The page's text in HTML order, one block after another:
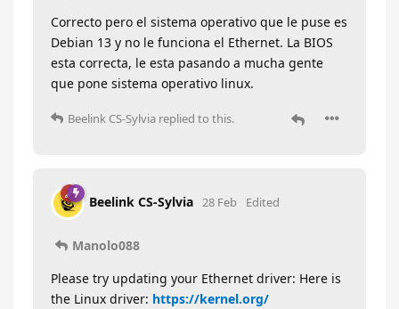
Correcto pero el sistema operativo que le puse es
Debian 13 y no le funciona el Ethernet. La BIOS
esta correcta, le esta pasando a mucha gente
que pone sistema operativo linux.
Beelink CS-Sylvia replied to this.
Beelink CS-Sylvia 28 Feb Edited
Manolo088
Please try updating your Ethernet driver: Here is
the Linux driver: https://kernel.org/